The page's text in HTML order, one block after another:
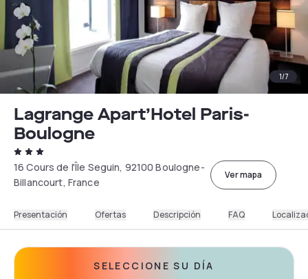
1/7
Lagrange Apart’Hotel Paris-
Boulogne
16 Cours de l'Île Seguin, 92100 Boulogne-
Billancourt, France
Ver mapa
Presentación Ofertas Descripción FAQ
SELECCIONE SU DÍA